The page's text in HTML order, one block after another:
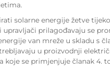
solarne energije žetve
upravljači prilagođavaju se
van mreže u skladu s
u proizvodnji
koje se primjenjuje članak 4.